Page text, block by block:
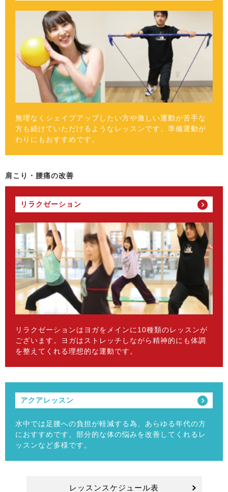
無理なくシェイプアップしたい方や激しい運動が苦手な
方も続けていただけるようなレッスンです。準備運動が
わりにもおすすめです。
肩こり・腰痛の改善
リラクゼーション
リラクゼーションはヨガをメインに10種類のレッスンが
ございます。ヨガはストレッチしながら精神的にも体調
を整えてくれる理想的な運動です。
アクアレッスン
水中では足腰への負担が軽減する為、あらゆる年代の方
におすすめです。部分的な体の悩みを改善してくれるレ
ッスンなど多様です。
レッスンスケジュール表